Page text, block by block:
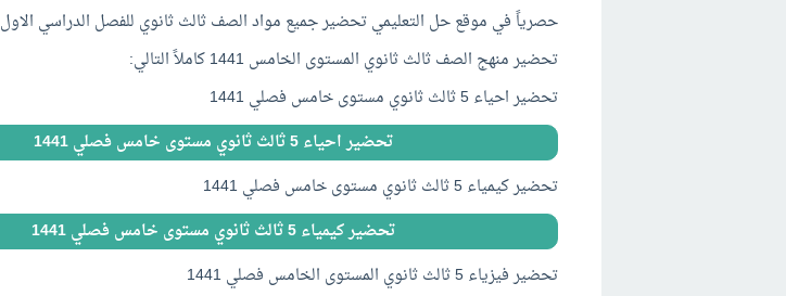
حصرياً في موقع حل التعليمي تحضير جميع مواد الصف ثالث ثانوي للفصل الدراسي الاول
تحضير منهج الصف ثالث ثانوي المستوى الخامس 1441 كاملاً التالي:
تحضير احياء 5 ثالث ثانوي مستوى خامس فصلي 1441
تحضير احياء 5 ثالث ثانوي مستوى خامس فصلي 1441
تحضير كيمياء 5 ثالث ثانوي مستوى خامس فصلي 1441
تحضير كيمياء 5 ثالث ثانوي مستوى خامس فصلي 1441
تحضير فيزياء 5 ثالث ثانوي المستوى الخامس فصلي 1441